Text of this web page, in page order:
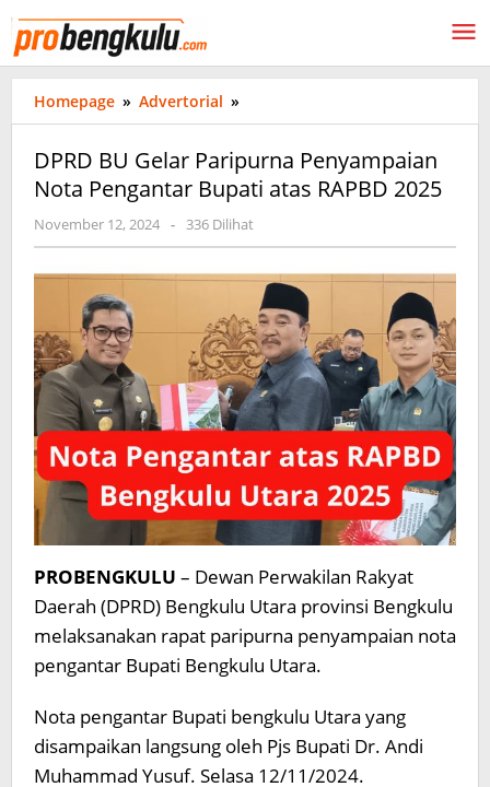
ke
konten
Homepage » Advertorial »
BU
Paripurna
Penyampaian
Nota
atas
RAPBD
2025
DPRD BU Gelar Paripurna Penyampaian
Nota Pengantar Bupati atas RAPBD 2025
November 12, 2024 oleh
probengkulu01
- 336 Dilihat
PROBENGKULU – Dewan Perwakilan Rakyat
Daerah (DPRD) Bengkulu Utara provinsi Bengkulu
melaksanakan rapat paripurna penyampaian nota
pengantar Bupati Bengkulu Utara.
Nota pengantar Bupati bengkulu Utara yang
disampaikan langsung oleh Pjs Bupati Dr. Andi
Muhammad Yusuf. Selasa 12/11/2024.